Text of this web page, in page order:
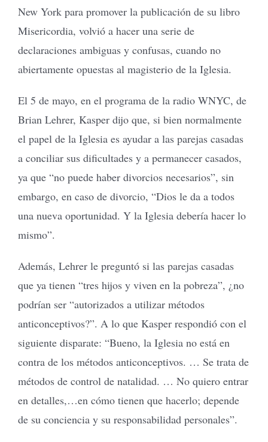
Cómo Donar
New York para promover la publicación de su libro
Misericordia, volvió a hacer una serie de
declaraciones ambiguas y confusas, cuando no
abiertamente opuestas al magisterio de la Iglesia.
El 5 de mayo, en el programa de la radio WNYC, de
Brian Lehrer, Kasper dijo que, si bien normalmente
el papel de la Iglesia es ayudar a las parejas casadas
a conciliar sus dificultades y a permanecer casados,
ya que “no puede haber divorcios necesarios”, sin
embargo, en caso de divorcio, “Dios le da a todos
una nueva oportunidad. Y la Iglesia debería hacer lo
mismo”.
Además, Lehrer le preguntó si las parejas casadas
que ya tienen “tres hijos y viven en la pobreza”, ¿no
podrían ser “autorizados a utilizar métodos
anticonceptivos?”. A lo que Kasper respondió con el
siguiente disparate: “Bueno, la Iglesia no está en
contra de los métodos anticonceptivos. … Se trata de
métodos de control de natalidad. … No quiero entrar
en detalles,…en cómo tienen que hacerlo; depende
de su conciencia y su responsabilidad personales”.